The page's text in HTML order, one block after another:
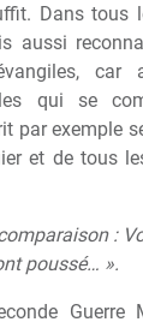
Dans tous
aussi
qui se
par exemple
et de tous
:
poussé… ».
Guerre